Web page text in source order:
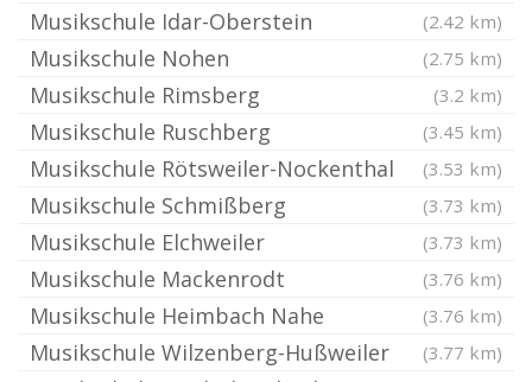
Musikschule Idar-Oberstein (2.42 km)
Musikschule Nohen (2.75 km)
Musikschule Rimsberg (3.2 km)
Musikschule Ruschberg (3.45 km)
Musikschule Rötsweiler-Nockenthal (3.53 km)
Musikschule Schmißberg (3.73 km)
Musikschule Elchweiler (3.73 km)
Musikschule Mackenrodt (3.76 km)
Musikschule Heimbach Nahe (3.76 km)
Musikschule Wilzenberg-Hußweiler (3.77 km)